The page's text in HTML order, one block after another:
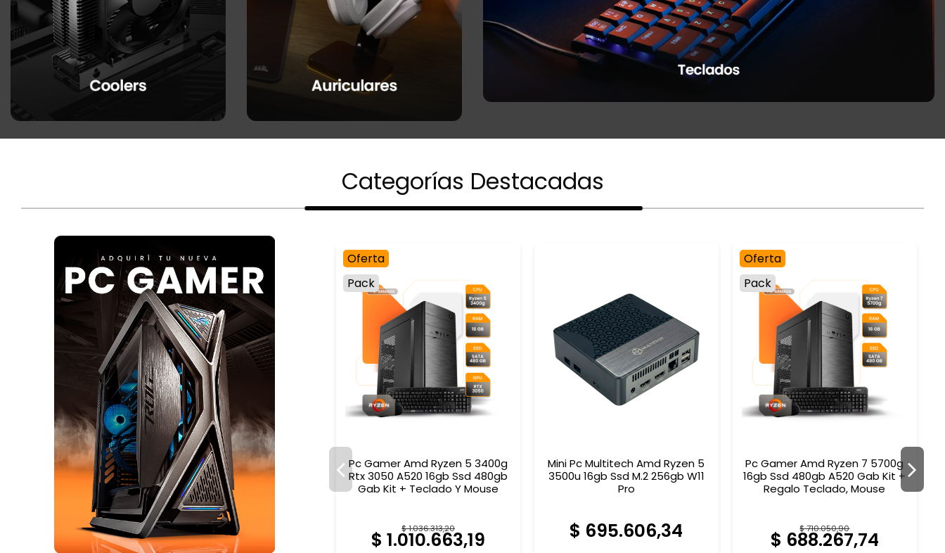
Categorías Destacadas
Oferta
Pack
Pc Gamer Amd Ryzen 5 3400g
Rtx 3050 A520 16gb Ssd 480gb
Gab Kit + Teclado Y Mouse
$ 1.036.313,20
$ 1.010.663,19
Mini Pc Multitech Amd Ryzen 5
3500u 16gb Ssd M.2 256gb W11
Pro
$ 695.606,34
Oferta
Pack
Pc Gamer Amd Ryzen 7 5700g
16gb Ssd 480gb A520 Gab Kit +
Regalo Teclado, Mouse
$ 710.050,90
$ 688.267,74